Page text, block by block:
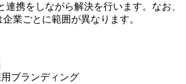
連携をしながら解決を行います。なお、
業ごとに範囲が異なります。
ブランディング